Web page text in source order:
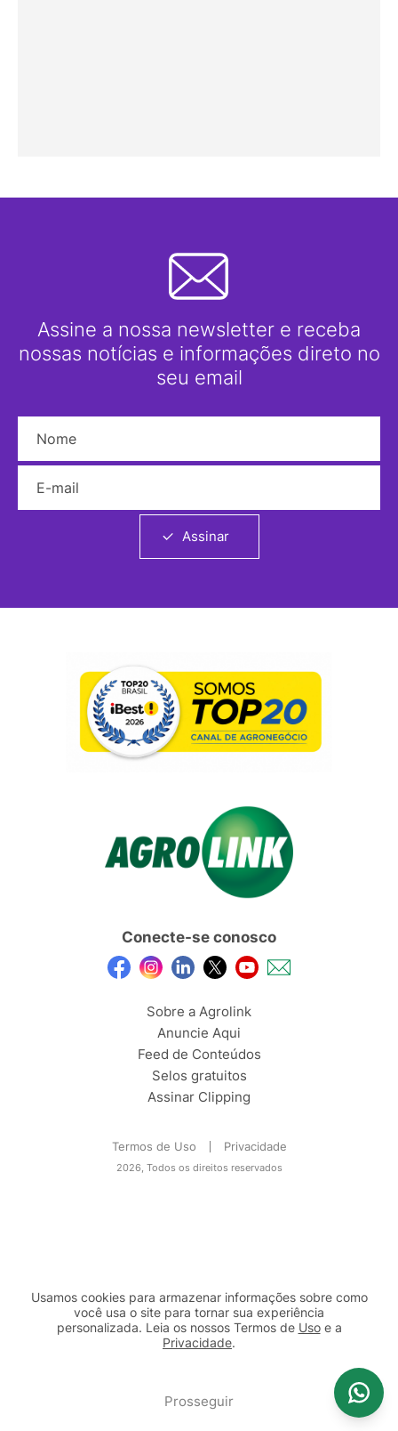
Assine a nossa newsletter e receba
nossas notícias e informações direto no
seu email
Assinar
Conecte-se conosco
Sobre a Agrolink
Anuncie Aqui
Feed de Conteúdos
Selos gratuitos
Assinar Clipping
Termos de Uso Privacidade
2026, Todos os direitos reservados
Usamos cookies para armazenar informações sobre como
você usa o site para tornar sua experiência
personalizada. Leia os nossos Termos de Usoe a
Privacidade.
Prosseguir